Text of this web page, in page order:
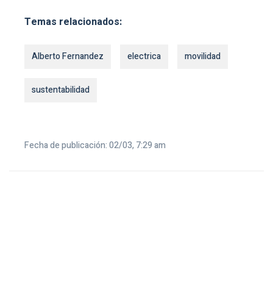
Temas relacionados:
Alberto Fernandez electrica movilidad
sustentabilidad
Fecha de publicación: 02/03, 7:29 am